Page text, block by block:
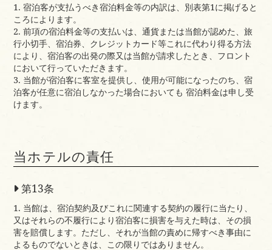
1. 宿泊客が支払うべき宿泊料金等の内訳は、別表第1に掲げると
ころによります。
2. 前項の宿泊料金等の支払いは、通貨または当館が認めた、旅
行小切手、宿泊券、クレジットカード等これに代わり得る方法
により、宿泊客の出発の際又は当館が請求したとき、フロント
において行っていただきます。
3. 当館が宿泊客に客室を提供し、使用が可能になったのち、宿
泊客が任意に宿泊しなかった場合においても 宿泊料金は申し受
けます。
当ホテルの責任
第13条
1. 当館は、宿泊契約及びこれに関連する契約の履行に当たり、
又はそれらの不履行により宿泊客に損害を与えた時は、その損
害を賠償します。ただし、それが当館の責めに帰すべき事由に
よるものでないときは、この限りではありません。